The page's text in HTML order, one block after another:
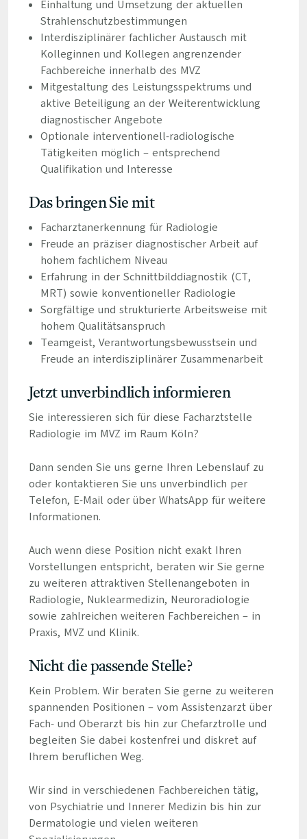
Einhaltung und Umsetzung der aktuellen
Strahlenschutzbestimmungen
Interdisziplinärer fachlicher Austausch mit
Kolleginnen und Kollegen angrenzender
Fachbereiche innerhalb des MVZ
Mitgestaltung des Leistungsspektrums und
aktive Beteiligung an der Weiterentwicklung
diagnostischer Angebote
Optionale interventionell-radiologische
Tätigkeiten möglich – entsprechend
Qualifikation und Interesse
Das bringen Sie mit
Facharztanerkennung für Radiologie
Freude an präziser diagnostischer Arbeit auf
hohem fachlichem Niveau
Erfahrung in der Schnittbilddiagnostik (CT,
MRT) sowie konventioneller Radiologie
Sorgfältige und strukturierte Arbeitsweise mit
hohem Qualitätsanspruch
Teamgeist, Verantwortungsbewusstsein und
Freude an interdisziplinärer Zusammenarbeit
Jetzt unverbindlich informieren
Sie interessieren sich für diese Facharztstelle
Radiologie im MVZ im Raum Köln?
Dann senden Sie uns gerne Ihren Lebenslauf zu
oder kontaktieren Sie uns unverbindlich per
Telefon, E-Mail oder über WhatsApp für weitere
Informationen.
Auch wenn diese Position nicht exakt Ihren
Vorstellungen entspricht, beraten wir Sie gerne
zu weiteren attraktiven Stellenangeboten in
Radiologie, Nuklearmedizin, Neuroradiologie
sowie zahlreichen weiteren Fachbereichen – in
Praxis, MVZ und Klinik.
Nicht die passende Stelle?
Kein Problem. Wir beraten Sie gerne zu weiteren
spannenden Positionen – vom Assistenzarzt über
Fach- und Oberarzt bis hin zur Chefarztrolle und
begleiten Sie dabei kostenfrei und diskret auf
Ihrem beruflichen Weg.
Wir sind in verschiedenen Fachbereichen tätig,
von Psychiatrie und Innerer Medizin bis hin zur
Dermatologie und vielen weiteren